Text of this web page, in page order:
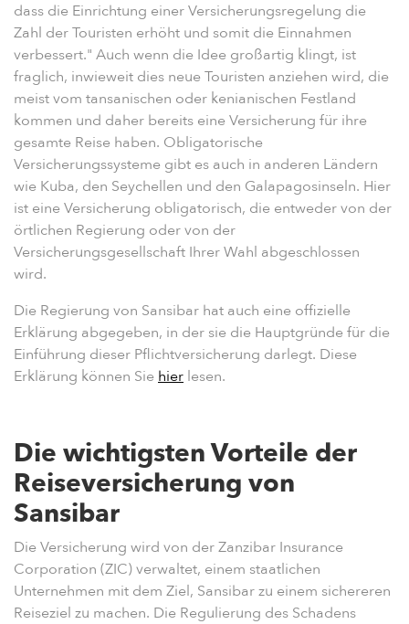
dass die Einrichtung einer Versicherungsregelung die
Zahl der Touristen erhöht und somit die Einnahmen
verbessert." Auch wenn die Idee großartig klingt, ist
fraglich, inwieweit dies neue Touristen anziehen wird, die
meist vom tansanischen oder kenianischen Festland
kommen und daher bereits eine Versicherung für ihre
gesamte Reise haben. Obligatorische
Versicherungssysteme gibt es auch in anderen Ländern
wie Kuba, den Seychellen und den Galapagosinseln. Hier
ist eine Versicherung obligatorisch, die entweder von der
örtlichen Regierung oder von der
Versicherungsgesellschaft Ihrer Wahl abgeschlossen
wird.
Die Regierung von Sansibar hat auch eine offizielle
Erklärung abgegeben, in der sie die Hauptgründe für die
Einführung dieser Pflichtversicherung darlegt. Diese
Erklärung können Sie hier lesen.
Die wichtigsten Vorteile der
Reiseversicherung von
Sansibar
Die Versicherung wird von der Zanzibar Insurance
Corporation (ZIC) verwaltet, einem staatlichen
Unternehmen mit dem Ziel, Sansibar zu einem sichereren
Reiseziel zu machen. Die Regulierung des Schadens